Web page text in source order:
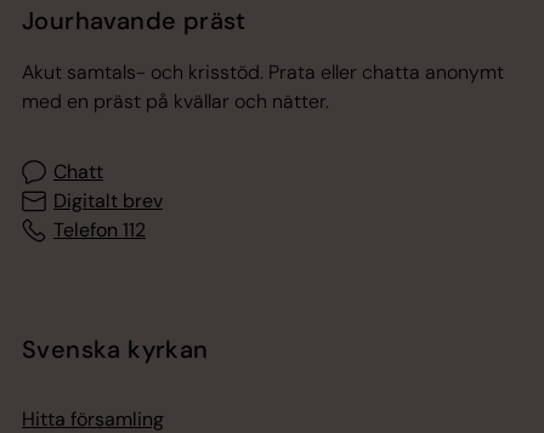
Jourhavande präst
Akut samtals- och krisstöd. Prata eller chatta anonymt
med en präst på kvällar och nätter.
Chatt
Digitalt brev
Telefon 112
Svenska kyrkan
Hitta församling